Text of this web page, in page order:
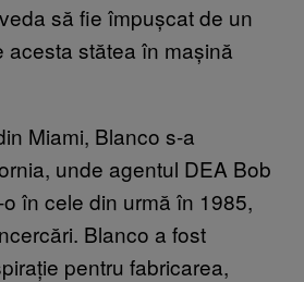
să fie împușcat de un
acesta stătea în mașină
Miami, Blanco s-a
unde agentul DEA Bob
în cele din urmă în 1985,
Blanco a fost
pentru fabricarea,